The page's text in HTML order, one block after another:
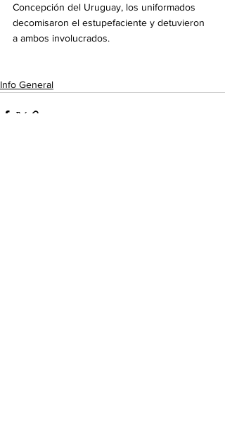
Concepción del Uruguay, los uniformados
decomisaron el estupefaciente y detuvieron
a ambos involucrados.
Info General